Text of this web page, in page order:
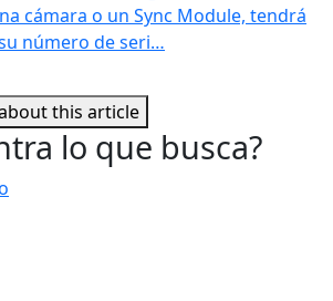
cámara o un Sync Module, tendrá
número de seri…
this article
lo que busca?